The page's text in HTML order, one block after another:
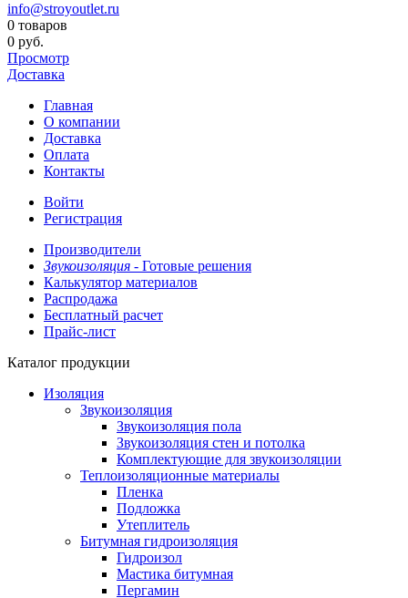
info@stroyoutlet.ru
0 товаров
0 руб.
Просмотр
Доставка
Главная
О компании
Доставка
Оплата
Контакты
Войти
Регистрация
Производители
Звукоизоляция - Готовые решения
Калькулятор материалов
Распродажа
Бесплатный расчет
Прайс-лист
Каталог продукции
Изоляция
Звукоизоляция
Звукоизоляция пола
Звукоизоляция стен и потолка
Комплектующие для звукоизоляции
Теплоизоляционные материалы
Пленка
Подложка
Утеплитель
Битумная гидроизоляция
Гидроизол
Мастика битумная
Пергамин